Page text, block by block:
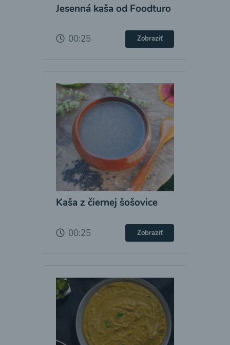
Jesenná kaša od Foodturo
00:25 Zobraziť
Kaša z čiernej šošovice
00:25 Zobraziť